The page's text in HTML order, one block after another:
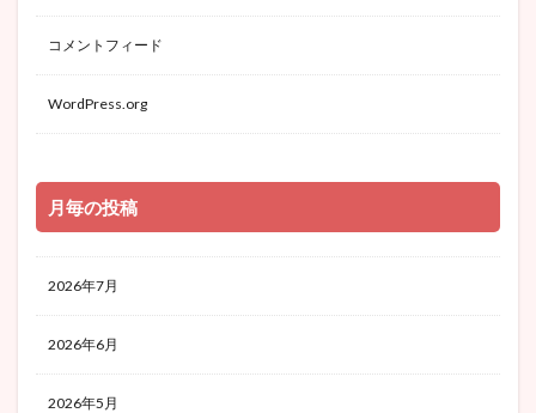
コメントフィード
WordPress.org
月毎の投稿
2026年7月
2026年6月
2026年5月